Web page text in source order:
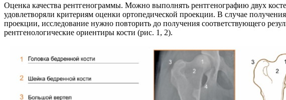
Оценка качества рентгенограммы. Можно выполнять рентгенографию двух
удовлетворяли критериям оценки ортопедической проекции. В случае
проекции, исследование нужно повторить до получения соответствующего
рентгенологические ориентиры кости (рис. 1, 2).